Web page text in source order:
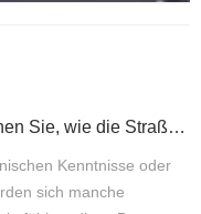
Das "Blut" der Industrieanlagen! Sehen Sie, wie die Straße der grünen Schmierung stabil ist
Kenntnisse oder
sich manche